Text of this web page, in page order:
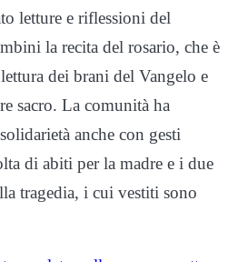
letture e riflessioni del
la recita del rosario, che è
dei brani del Vangelo e
sacro. La comunità ha
anche con gesti
di abiti per la madre e i due
tragedia, i cui vestiti sono